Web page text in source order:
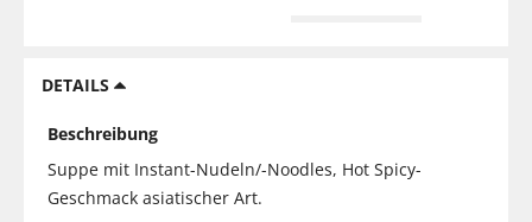
DETAILS
Beschreibung
Suppe mit Instant-Nudeln/-Noodles, Hot Spicy-
Geschmack asiatischer Art.